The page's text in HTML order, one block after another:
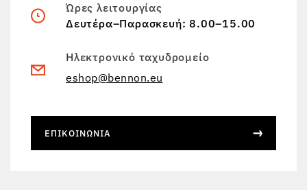
Ώρες λειτουργίας
Δευτέρα–Παρασκευή: 8.00–15.00
Ηλεκτρονικό ταχυδρομείο
eshop@bennon.eu
ΕΠΙΚΟΙΝΩΝΊΑ